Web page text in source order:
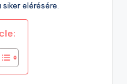
elérésére.